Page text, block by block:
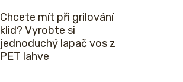
Chcete mít při grilování
klid? Vyrobte si
jednoduchý lapač vos z
PET lahve